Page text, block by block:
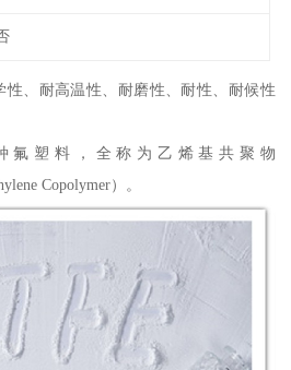
性、耐高温性、耐磨性、耐性、耐候性
氟塑料，全称为乙烯基共聚物
Copolymer）。